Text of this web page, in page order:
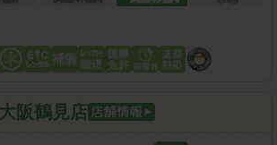
大阪鶴見店